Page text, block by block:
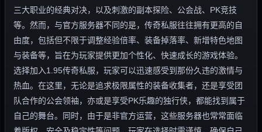
三大职业的经典对决，以及刺激的副本探险、公会战、PK竞技
等。然而，与官方服务器不同的是，传奇私服往往拥有更高的自
由度，包括但不限于调整经验倍率、装备掉落率、新增特色地图
与装备等，旨在为玩家提供更加个性化、快速成长的游戏体验。
选择加入1.95传奇私服，玩家可以迅速感受到那份久违的激情与
热血。在这里，无论是追求极限属性的装备收集者，还是享受团
队合作的公会领袖，亦或是享受PK乐趣的独行侠，都能找到属于
自己的舞台。同时，由于是非官方运营，这些服务器也常常面临